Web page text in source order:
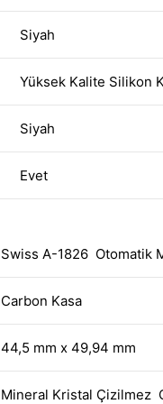
Siyah
Yüksek Kalite Silikon
Siyah
Evet
Swiss A-1826 Otomatik
Carbon Kasa
44,5 mm x 49,94 mm
Mineral Kristal Çizilmez